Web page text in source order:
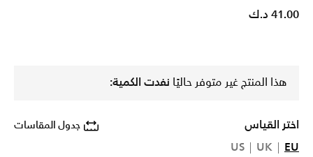
41.00 د.ك
هذا المنتج غير متوفر حاليًا نفدت الكمية:
اختر القياس جدول المقاسات
EU
UK
US